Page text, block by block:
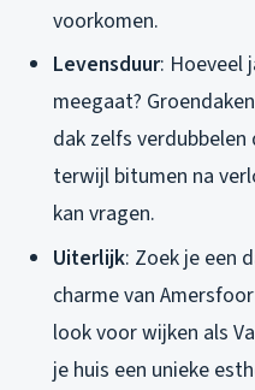
voorkomen.
Levensduur: Hoeveel
meegaat?
dak zelfs
terwijl bitumen na
kan vragen.
Uiterlijk: Zoek je een
charme van
look voor wijken als
je huis een unieke